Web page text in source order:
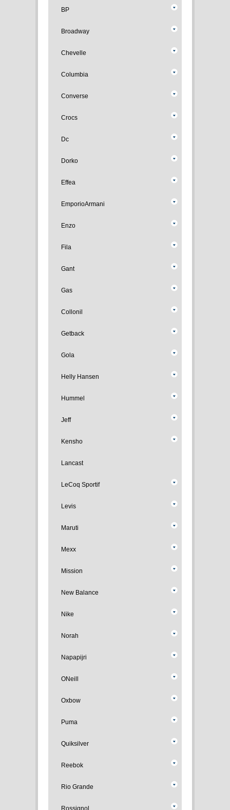
BP
Broadway
Chevelle
Columbia
Converse
Crocs
Dc
Dorko
Effea
EmporioArmani
Enzo
Fila
Gant
Gas
Collonil
Getback
Gola
Helly Hansen
Hummel
Jeff
Kensho
Lancast
LeCoq Sportif
Levis
Maruti
Mexx
Mission
New Balance
Nike
Norah
Napapijri
ONeill
Oxbow
Puma
Quiksilver
Reebok
Rio Grande
Rossignol